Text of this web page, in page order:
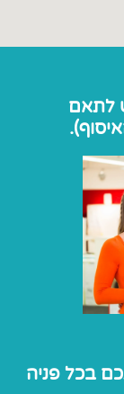
לתאם
בכל פניה